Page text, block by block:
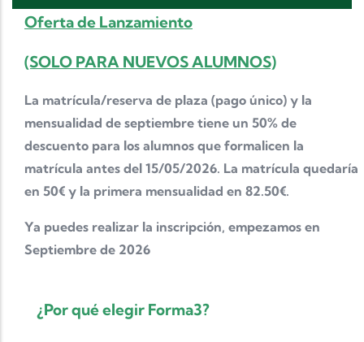
Oferta de Lanzamiento
(SOLO PARA NUEVOS ALUMNOS)
La matrícula/reserva de plaza (pago único) y la
mensualidad de septiembre tiene un 50% de
descuento para los alumnos que formalicen la
matrícula antes del 15/05/2026. La matrícula quedaría
en 50€ y la primera mensualidad en 82.50€.
Ya puedes realizar la inscripción, empezamos en
Septiembre de 2026
¿Por qué elegir Forma3?